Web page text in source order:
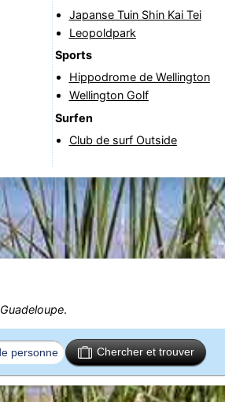
Japanse Tuin Shin Kai Tei
Leopoldpark
Sports
Hippodrome de Wellington
Wellington Golf
Surfen
Club de surf Outside
Guadeloupe.
Chercher et trouver